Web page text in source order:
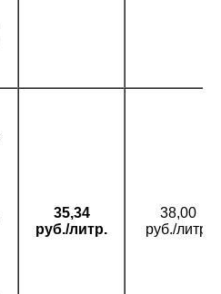
35,34
руб./литр.
38,00
руб./литр.